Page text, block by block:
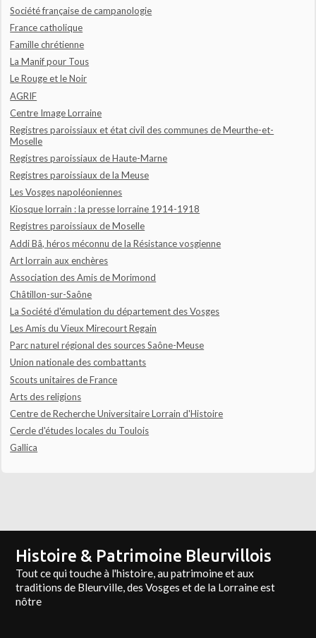
Société française de campanologie
France catholique
Famille chrétienne
La Manif pour Tous
Le Rouge et le Noir
AGRIF
Centre Image Lorraine
Registres paroissiaux et état civil des communes de Meurthe-et-
Moselle
Registres paroissiaux de Haute-Marne
Registres paroissiaux de la Meuse
Les Vosges napoléoniennes
Kiosque lorrain : la presse lorraine 1914-1918
Registres paroissiaux de Moselle
Addi Bâ, héros méconnu de la Résistance vosgienne
Art lorrain aux enchères
Association des Amis de Morimond
Châtillon-sur-Saône
La Société d'émulation du département des Vosges
Les Amis du Vieux Mirecourt Regain
Parc naturel régional des sources Saône-Meuse
Union nationale des combattants
Scouts unitaires de France
Arts des religions
Centre de Recherche Universitaire Lorrain d'Histoire
Cercle d'études locales du Toulois
Gallica
Histoire & Patrimoine Bleurvillois
Tout ce qui touche à l'histoire, au patrimoine et aux
traditions de Bleurville, des Vosges et de la Lorraine est
nôtre